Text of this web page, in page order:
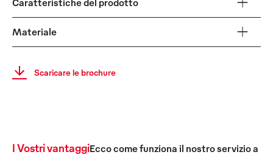
Materiale
Scaricare le brochure
I Vostri vantaggiEcco come funziona il nostro servizio a